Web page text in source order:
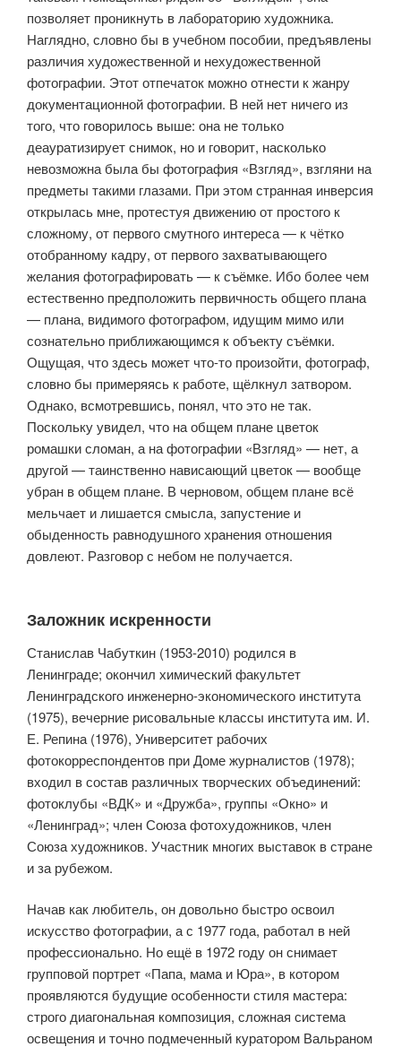
позволяет проник­нуть в лабораторию художника.
Наглядно, словно бы в учебном пособии, предъявлены
различия художественной и нехудожественной
фотографии. Этот отпечаток можно отнести к жанру
документационной фотографии. В ней нет ничего из
того, что говорилось выше: она не только
деауратизирует снимок, но и говорит, насколько
невозможна была бы фотогра­фия «Взгляд», взгляни на
предметы такими глазами. При этом странная инверсия
открылась мне, протестуя движению от простого к
сложному, от первого смутного интереса — к чётко
отобранному кадру, от первого захватывающего
желания фотографировать — к съёмке. Ибо более чем
естественно предположить первичность общего плана
— плана, видимого фотографом, идущим мимо или
сознательно приближающимся к объекту съёмки.
Ощущая, что здесь может что-то произойти, фотограф,
словно бы примеряясь к работе, щёлкнул затвором.
Однако, всмотревшись, понял, что это не так.
Поскольку увидел, что на общем плане цветок
ромашки сломан, а на фотографии «Взгляд» — нет, а
другой — таинственно нависающий цветок — вообще
убран в общем плане. В черновом, общем плане всё
мель­чает и лишается смысла, запустение и
обыденность равнодушного хране­ния отношения
довлеют. Разговор с небом не получается.
Заложник искренности
Станислав Чабуткин (1953-2010) родился в
Ленинграде; окончил хими­ческий факультет
Ленинградского инженерно-экономического института
(1975), вечерние рисовальные классы института им. И.
Е. Репина (1976), Университет рабочих
фотокорреспондентов при Доме журналистов (1978);
входил в состав различных творческих объединений:
фотоклубы «ВДК» и «Дружба», группы «Окно» и
«Ленинград»; член Союза фото­художников, член
Союза художников. Участник многих выставок в стране
и за рубежом.
Начав как любитель, он довольно быстро освоил
искусство фотогра­фии, а с 1977 года, работал в ней
профессионально. Но ещё в 1972 году он снимает
групповой портрет «Папа, мама и Юра», в котором
прояв­ляются будущие особенности стиля мастера:
строго диагональная ком­позиция, сложная система
освещения и точно подмеченный куратором Вальраном